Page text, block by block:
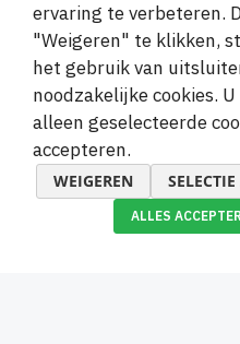
Klantenservice
Veilige en gemakkelijke
ervaring te verbeteren.
"Weigeren" te klikken,
het gebruik van
noodzakelijke cookies.
alleen geselecteerde
accepteren.
WEIGEREN
ALLES